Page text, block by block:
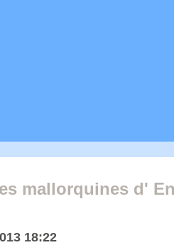
mallorquines d'
18:22